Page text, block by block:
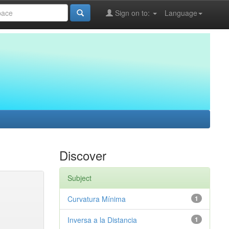
Language
Sign on to:
Discover
Subject
1
Curvatura Mínima
1
Inversa a la Distancia